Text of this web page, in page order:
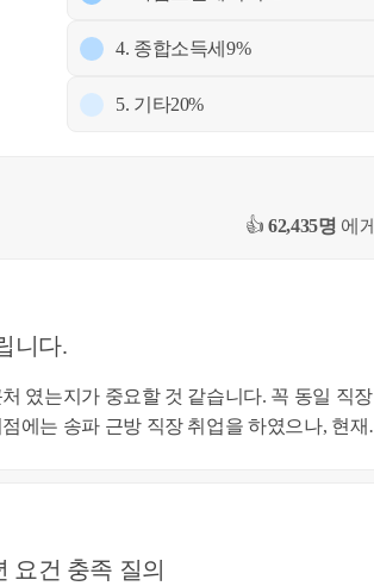
4. 종합소득세9%
5. 기타20%
👍62,435명 에
니다.
가 중요할 것 같습니다. 꼭 동일 직장 내
에는 송파 근방 직장 취업을 하였으나, 현재
요건 충족 질의